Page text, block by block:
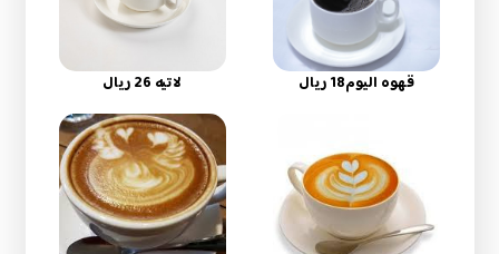
قهوه اليوم18 ريال لاتيه 26 ريال